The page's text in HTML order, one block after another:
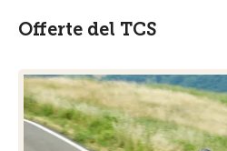
Offerte del TCS